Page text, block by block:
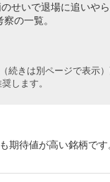
せいで退場に追いや
の一覧。
続きは別ページで表示
します。
期待値が高い銘柄です